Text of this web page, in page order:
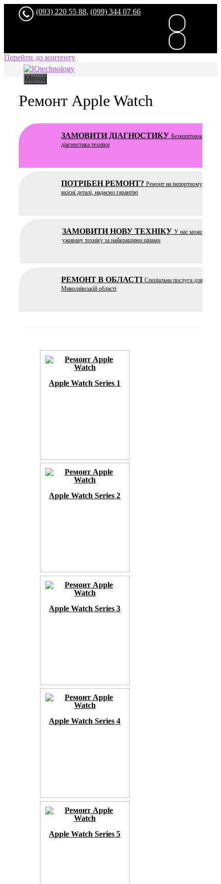
(093) 220 55 88, (099) 344 07 66
Перейти до контенту
Меню
Ремонт Apple Watch
ЗАМОВИТИ ДІАГНОСТИКУ Безкоштовна
діагностика техніки
ПОТРІБЕН РЕМОНТ? Ремонт на імпортному
якісні деталі, надаємо гарантію
ЗАМОВИТИ НОВУ ТЕХНІКУ У нас можна
уживану техніку за найкращими цінами
РЕМОНТ В ОБЛАСТІ Спеціальна послуга для
Миколаївській області
Apple Watch Series 1
Apple Watch Series 2
Apple Watch Series 3
Apple Watch Series 4
Apple Watch Series 5